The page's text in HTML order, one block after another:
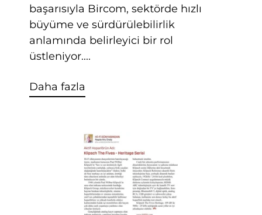
başarısıyla Bircom, sektörde hızlı
büyüme ve sürdürülebilirlik
anlamında belirleyici bir rol
üstleniyor....
Daha fazla